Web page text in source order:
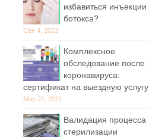
избавиться инъекции
ботокса?
Сен 4, 2023
Комплексное
обследование после
коронавируса:
сертификат на выездную услугу
Мар 21, 2021
Валидация процесса
стерилизации